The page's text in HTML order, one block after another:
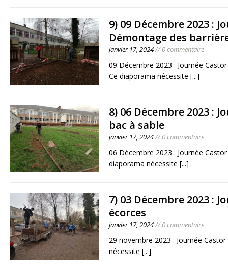
9) 09 Décembre 2023 :
Démontage des
janvier 17, 2024// 0 commentaire
09 Décembre 2023 : Journée
Ce diaporama nécessite [...]
8) 06 Décembre 2023 :
bac à sable
janvier 17, 2024// 0 commentaire
06 Décembre 2023 : Journée
diaporama nécessite [...]
7) 03 Décembre 2023 :
écorces
janvier 17, 2024// 0 commentaire
29 novembre 2023 : Journée
nécessite [...]